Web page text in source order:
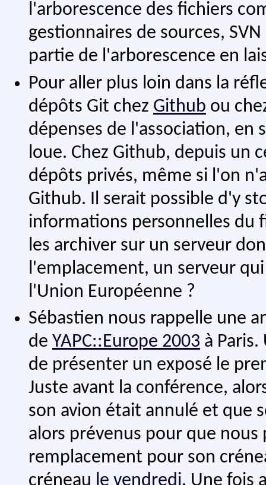
l'arborescence des fichiers
gestionnaires de sources,
partie de l'arborescence en
Pour aller plus loin dans la
dépôts Git chez Github ou
dépenses de l'association, en
loue. Chez Github, depuis un
dépôts privés, même si l'on
Github. Il serait possible d'y
informations personnelles du
les archiver sur un serveur
l'emplacement, un serveur
l'Union Européenne ?
Sébastien nous rappelle une
de YAPC::Europe 2003 à
de présenter un exposé le
Juste avant la conférence,
son avion était annulé et que
alors prévenus pour que
remplacement pour son
créneau le vendredi. Une fois